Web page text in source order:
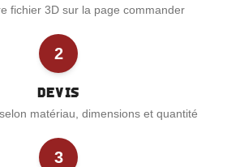
fichier 3D sur la page commander
2
Devis
matériau, dimensions et quantité
3